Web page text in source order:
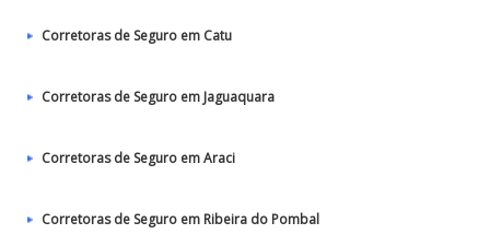
Corretoras de Seguro em Catu
Corretoras de Seguro em Jaguaquara
Corretoras de Seguro em Araci
Corretoras de Seguro em Ribeira do Pombal